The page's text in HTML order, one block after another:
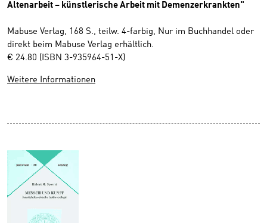
Altenarbeit – künstlerische Arbeit mit Demenzerkrankten"
Mabuse Verlag, 168 S., teilw. 4-farbig, Nur im Buchhandel oder
direkt beim Mabuse Verlag erhältlich.
€ 24.80 (ISBN 3-935964-51-X)
Weitere Informationen